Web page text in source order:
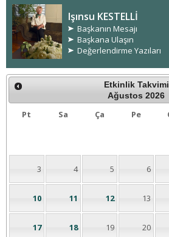
Işınsu KESTELLİ
Başkanın Mesajı
Başkana Ulaşın
Değerlendirme Yazıları
Etkinlik Takvimi
Ağustos 2026
Pt Sa Ça Pe
3 4 5 6
10 11 12 13
17 18 19 20